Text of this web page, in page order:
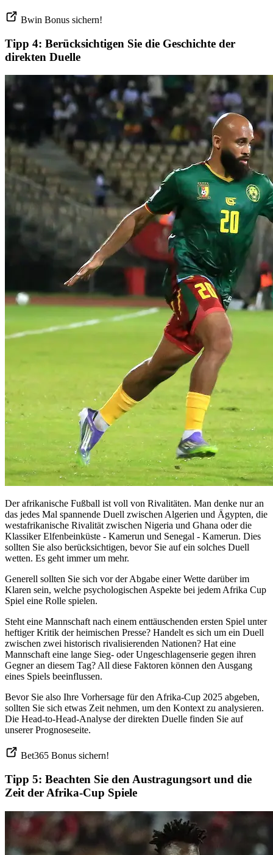
Bwin Bonus sichern!
Tipp 4: Berücksichtigen Sie die Geschichte der
direkten Duelle
Der afrikanische Fußball ist voll von Rivalitäten. Man denke nur an
das jedes Mal spannende Duell zwischen Algerien und Ägypten, die
westafrikanische Rivalität zwischen Nigeria und Ghana oder die
Klassiker Elfenbeinküste - Kamerun und Senegal - Kamerun. Dies
sollten Sie also berücksichtigen, bevor Sie auf ein solches Duell
wetten. Es geht immer um mehr.
Generell sollten Sie sich vor der Abgabe einer Wette darüber im
Klaren sein, welche psychologischen Aspekte bei jedem Afrika Cup
Spiel eine Rolle spielen.
Steht eine Mannschaft nach einem enttäuschenden ersten Spiel unter
heftiger Kritik der heimischen Presse? Handelt es sich um ein Duell
zwischen zwei historisch rivalisierenden Nationen? Hat eine
Mannschaft eine lange Sieg- oder Ungeschlagenserie gegen ihren
Gegner an diesem Tag? All diese Faktoren können den Ausgang
eines Spiels beeinflussen.
Bevor Sie also Ihre Vorhersage für den Afrika-Cup 2025 abgeben,
sollten Sie sich etwas Zeit nehmen, um den Kontext zu analysieren.
Die Head-to-Head-Analyse der direkten Duelle finden Sie auf
unserer Prognoseseite.
Bet365 Bonus sichern!
Tipp 5: Beachten Sie den Austragungsort und die
Zeit der Afrika-Cup Spiele